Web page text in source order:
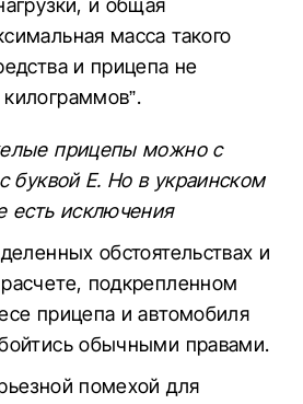
и общая
масса такого
и прицепа не
прицепы можно с
буквой Е. Но в украинском
есть исключения
обстоятельствах и
подкрепленном
прицепа и автомобиля
обычными правами.
помехой для